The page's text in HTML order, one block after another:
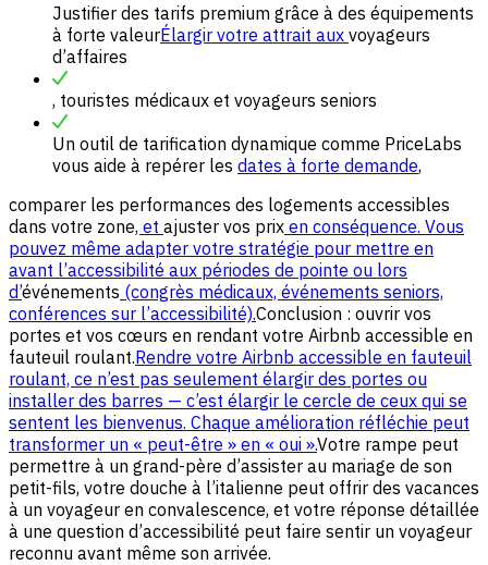
Justifier des tarifs premium grâce à des équipements
à forte valeurÉlargir votre attrait aux voyageurs
d’affaires
, touristes médicaux et voyageurs seniors
Un outil de tarification dynamique comme PriceLabs
vous aide à repérer les dates à forte demande,
comparer les performances des logements accessibles
dans votre zone, et ajuster vos prix en conséquence. Vous
pouvez même adapter votre stratégie pour mettre en
avant l’accessibilité aux périodes de pointe ou lors
d’événements (congrès médicaux, événements seniors,
conférences sur l’accessibilité).Conclusion : ouvrir vos
portes et vos cœurs en rendant votre Airbnb accessible en
fauteuil roulant.Rendre votre Airbnb accessible en fauteuil
roulant, ce n’est pas seulement élargir des portes ou
installer des barres — c’est élargir le cercle de ceux qui se
sentent les bienvenus. Chaque amélioration réfléchie peut
transformer un « peut-être » en « oui ».Votre rampe peut
permettre à un grand-père d’assister au mariage de son
petit-fils, votre douche à l’italienne peut offrir des vacances
à un voyageur en convalescence, et votre réponse détaillée
à une question d’accessibilité peut faire sentir un voyageur
reconnu avant même son arrivée.